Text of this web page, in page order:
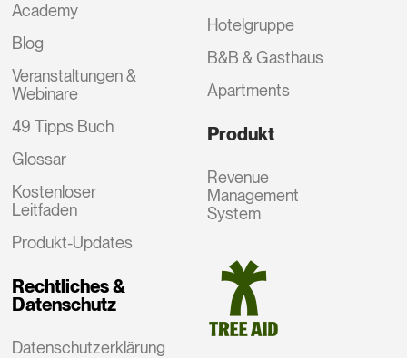
Academy
Blog
Veranstaltungen &
Webinare
49 Tipps Buch
Glossar
Kostenloser
Leitfaden
Produkt-Updates
Rechtliches &
Datenschutz
Datenschutzerklärung
Hotelgruppe
B&B & Gasthaus
Apartments
Produkt
Revenue
Management
System